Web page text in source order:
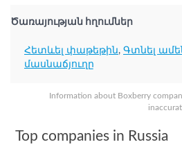
Information about Boxberry
Ծառայության հղումներ
Հետևել փաթեթին, Գտնել
մասնաճյուղը
Top companies in Russia